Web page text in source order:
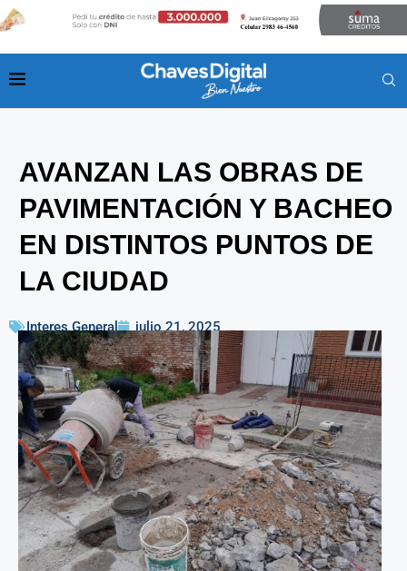
AVANZAN LAS OBRAS DE
PAVIMENTACIÓN Y BACHEO
EN DISTINTOS PUNTOS DE
LA CIUDAD
Interes General julio 21, 2025